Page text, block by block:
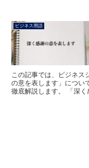
ビジネス用語
この記事では、ビジネス
の意を表します」につい
徹底解説します。 「深